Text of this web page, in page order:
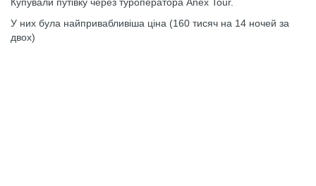
У них була найпривабливіша ціна (160 тисяч на 14 ночей за
двох)